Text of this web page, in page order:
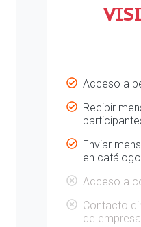
Acceso a
Recibir
Enviar
en catálogo
Acceso a
Contacto
de empresa